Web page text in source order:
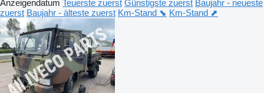
Anzeigendatum Teuerste zuerst Günstigste zuerst Baujahr - neueste
zuerst Baujahr - älteste zuerst Km-Stand ⬊ Km-Stand ⬈